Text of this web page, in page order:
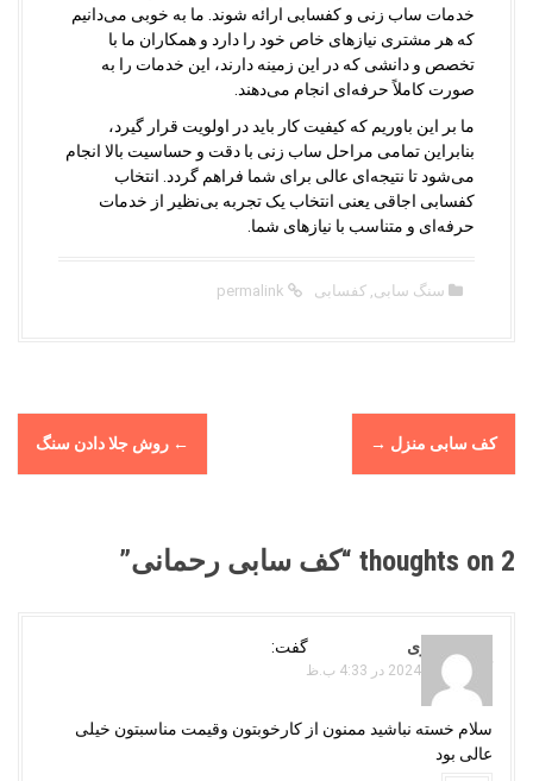
خدمات ساب زنی و کفسابی ارائه شوند. ما به خوبی می‌دانیم
که هر مشتری نیازهای خاص خود را دارد و همکاران ما با
تخصص و دانشی که در این زمینه دارند، این خدمات را به
صورت کاملاً حرفه‌ای انجام می‌دهند.
ما بر این باوریم که کیفیت کار باید در اولویت قرار گیرد،
بنابراین تمامی مراحل ساب زنی با دقت و حساسیت بالا انجام
می‌شود تا نتیجه‌ای عالی برای شما فراهم گردد. انتخاب
کفسابی اجاقی یعنی انتخاب یک تجربه بی‌نظیر از خدمات
حرفه‌ای و متناسب با نیازهای شما.
سنگ سابی کفسابی
n
← روش جلا دادن سنگ کف سابی منزل →
2 thoughts on “ کف سابی رحمانی”
رامین نجاری گفت:
آگوست 11, 2024 در 4:33 ب.ظ
سلام خسته نباشید ممنون از کارخوبتون وقیمت مناسبتون خیلی
عالی بود